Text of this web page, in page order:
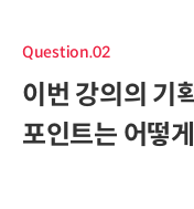
Question.02
이번 강의의 기
포인트는 어떻